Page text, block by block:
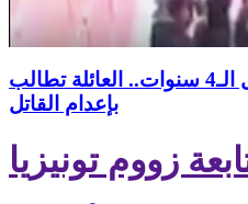
فيديو : خلال جنازة طفل الـ4 سنوات.. العائلة تطالب
بإعدام القاتل
زووم تونيزيا